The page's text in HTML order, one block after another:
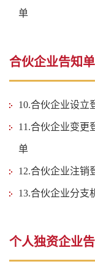
单
合伙企业告知单
10.合伙企业设立
11.合伙企业变更
单
12.合伙企业注销
13.合伙企业分支
个人独资企业